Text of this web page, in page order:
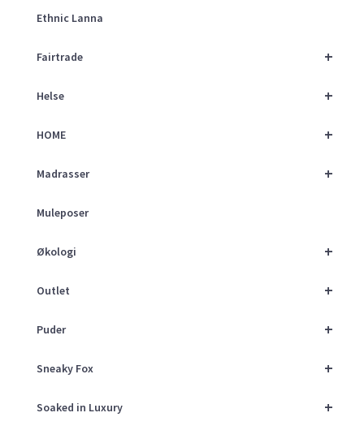
Ethnic Lanna
+
Fairtrade
+
Helse
+
HOME
+
Madrasser
Muleposer
+
Økologi
+
Outlet
+
Puder
+
Sneaky Fox
+
Soaked in Luxury